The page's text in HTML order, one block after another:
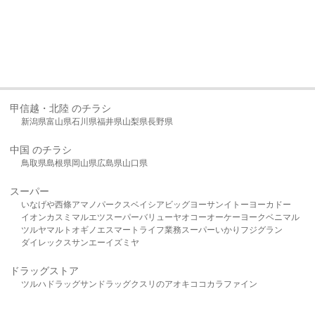
甲信越・北陸 のチラシ
新潟県富山県石川県福井県山梨県長野県
中国 のチラシ
鳥取県島根県岡山県広島県山口県
スーパー
いなげや西條アマノパークスベイシア ビッグヨーサンイトーヨーカドー
イオンカスミ マルエツスーパーバリューヤオコーオーケー ヨークベニマル
ツルヤマルト オギノ エスマート ライフ業務スーパーいかり フジグラン
ダイレックスサンエーイズミヤ
ドラッグストア
ツルハドラッグサンドラッグクスリのアオキ ココカラファイン